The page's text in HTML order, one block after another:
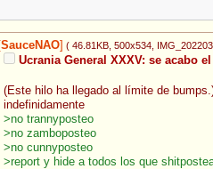
SauceNAO ( 46.81KB , 500x534 ,
Ucrania General XXXV: se acabo
(Este hilo ha llegado al límite de
indefinidamente
>no trannyposteo
>no zamboposteo
>no cunnyposteo
>report y hide a todos los que